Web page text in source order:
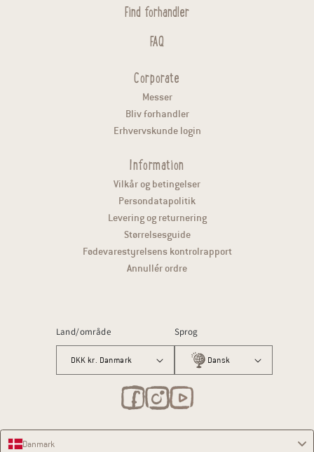
Find forhandler
FAQ
Corporate
Messer
Bliv forhandler
Erhvervskunde login
Information
Vilkår og betingelser
Persondatapolitik
Levering og returnering
Størrelsesguide
Fødevarestyrelsens kontrolrapport
Annullér ordre
Land/område
DKK kr. Danmark
Sprog
Dansk
Danmark